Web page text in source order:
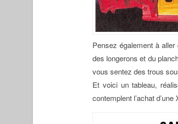
Pensez également à
des longerons et du
vous sentez des trous
Et voici un tableau,
contemplent l’achat